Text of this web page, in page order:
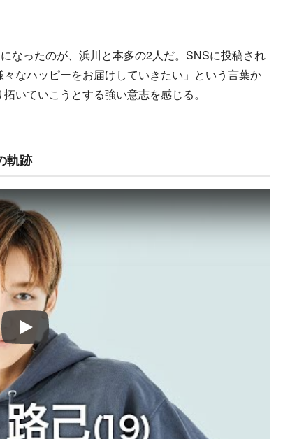
なったのが、浜川と本多の2人だ。SNSに投稿され
なハッピーをお届けしていきたい」という言葉か
いていこうとする強い意志を感じる。
軌跡